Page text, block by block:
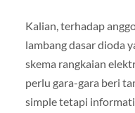
Kalian, terhadap
lambang dasar dioda
skema rangkaian
perlu gara-gara beri
simple tetapi